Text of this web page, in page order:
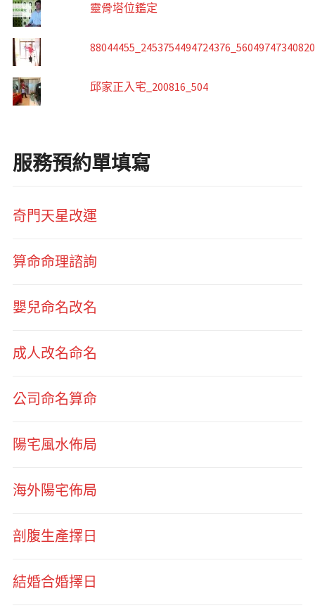
靈骨塔位鑑定
邱家正入宅_200816_504
服務預約單填寫
奇門天星改運
算命命理諮詢
嬰兒命名改名
成人改名命名
公司命名算命
陽宅風水佈局
海外陽宅佈局
剖腹生產擇日
結婚合婚擇日